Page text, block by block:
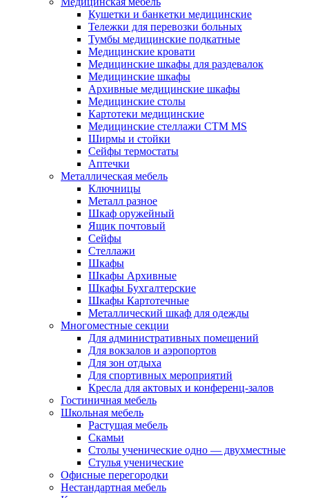
Кушетки и банкетки медицинские
Тележки для перевозки больных
Тумбы медицинские подкатные
Медицинские кровати
Медицинские шкафы для раздевалок
Медицинские шкафы
Архивные медицинские шкафы
Медицинские столы
Картотеки медицинские
Медицинские стеллажи CTM MS
Ширмы и стойки
Сейфы термостаты
Аптечки
Металлическая мебель
Ключницы
Металл разное
Шкаф оружейный
Ящик почтовый
Сейфы
Стеллажи
Шкафы
Шкафы Архивные
Шкафы Бухгалтерские
Шкафы Картотечные
Металлический шкаф для одежды
Многоместные секции
Для административных помещений
Для вокзалов и аэропортов
Для зон отдыха
Для спортивных мероприятий
Кресла для актовых и конференц-залов
Гостиничная мебель
Школьная мебель
Растущая мебель
Скамьи
Столы ученические одно — двухместные
Стулья ученические
Офисные перегородки
Нестандартная мебель